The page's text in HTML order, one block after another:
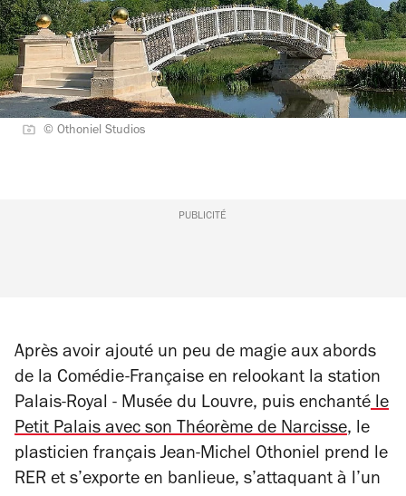
© Othoniel Studios
PUBLICITÉ
Après avoir ajouté un peu de magie aux abords
de la Comédie-Française en relookant la station
Palais-Royal - Musée du Louvre, puis enchanté le
Petit Palais avec sonThéorème de Narcisse, le
plasticien français Jean-Michel Othoniel prend le
RER et s’exporte en banlieue, s’attaquant à l’un